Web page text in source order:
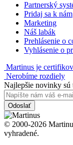
Partnerský
Pridaj sa k nám
Marketing
Náš labák
Prehlásenie o
Vyhlásenie o
Martinus je
Nerobíme rozdiely
Najlepšie novinky
Odoslať
© 2000-2026
vyhradené.